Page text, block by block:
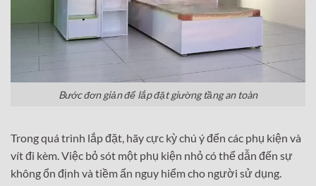
Bước đơn giản để lắp đặt giường tầng an toàn
Trong quá trình lắp đặt, hãy cực kỳ chú ý đến các phụ kiện và
vít đi kèm. Việc bỏ sót một phụ kiện nhỏ có thể dẫn đến sự
không ổn định và tiềm ẩn nguy hiểm cho người sử dụng.